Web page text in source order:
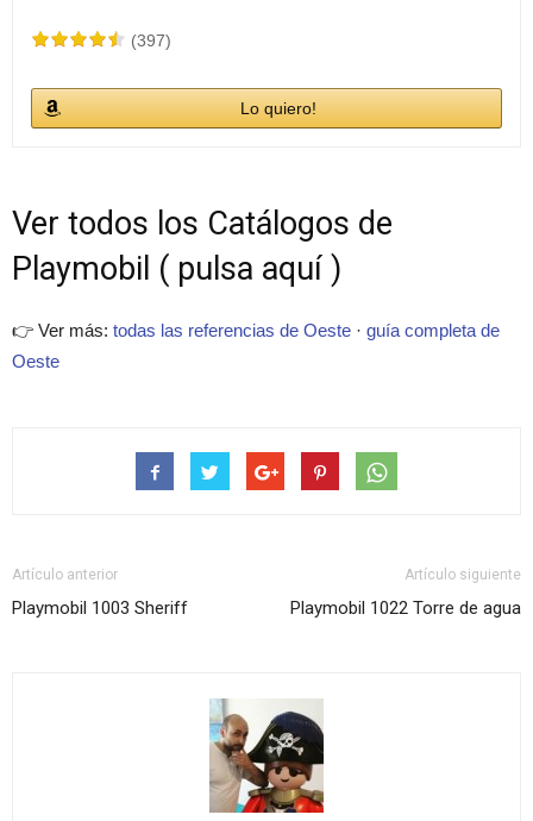
(397)
Lo quiero!
Ver todos los Catálogos de
Playmobil ( pulsa aquí )
👉 Ver más: todas las referencias de Oeste · guía completa de
Oeste
Artículo anterior
Playmobil 1003 Sheriff
Artículo siguiente
Playmobil 1022 Torre de agua